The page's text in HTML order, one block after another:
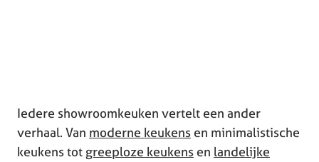
Iedere showroomkeuken vertelt een ander
verhaal. Van moderne keukens en minimalistische
keukens tot greeploze keukens en landelijke